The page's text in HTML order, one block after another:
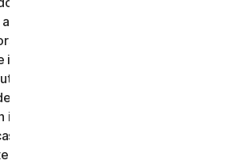
Servizi possono includere una
indipendentemente da eventuali
diritti di recesso. Tuttavia, se
il diritto di utilizzare il Servizio
e desidera annullarlo, deve farlo
Provider, seguendo le istruzioni da
non si ha diritto a nessun
nostra di eventuali commissioni